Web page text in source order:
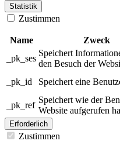
Statistik
Zustimmen
Name Zweck
_pk_ses
Speichert
den Besuch der
_pk_id Speichert eine
_pk_ref
Speichert wie der
Website aufgerufen
Erforderlich
Zustimmen